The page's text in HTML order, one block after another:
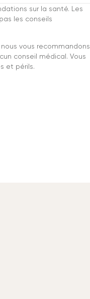
sur la santé. Les
les conseils
vous recommandons
conseil médical. Vous
et périls.